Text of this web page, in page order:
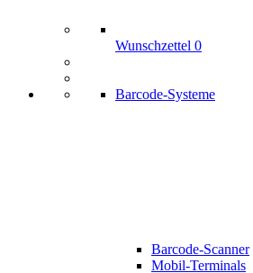
Wunschzettel 0
Barcode-Systeme
Barcode-Scanner
Mobil-Terminals